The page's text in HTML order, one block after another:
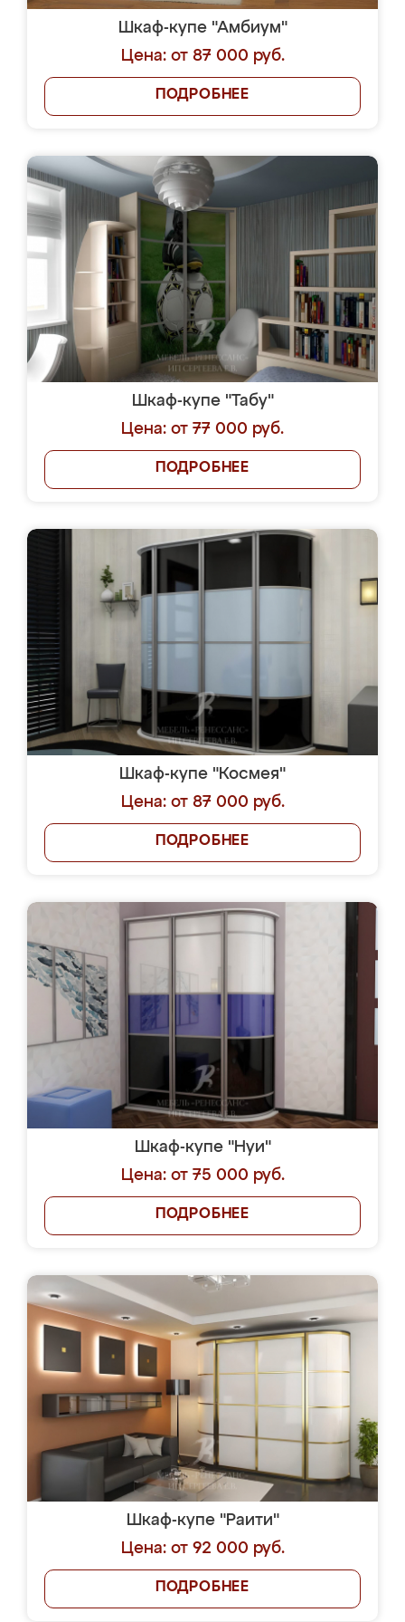
Шкаф-купе "Амбиум"
Цена: от 87 000 руб.
ПОДРОБНЕЕ
Шкаф-купе "Табу"
Цена: от 77 000 руб.
ПОДРОБНЕЕ
Шкаф-купе "Космея"
Цена: от 87 000 руб.
ПОДРОБНЕЕ
Шкаф-купе "Нуи"
Цена: от 75 000 руб.
ПОДРОБНЕЕ
Шкаф-купе "Раити"
Цена: от 92 000 руб.
ПОДРОБНЕЕ